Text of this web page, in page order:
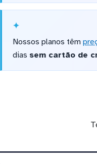
Nossos planos têm
dias sem cartão de